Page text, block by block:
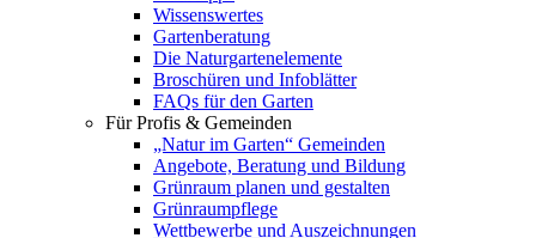
Wissenswertes
Gartenberatung
Die Naturgartenelemente
Broschüren und Infoblätter
FAQs für den Garten
Für Profis & Gemeinden
„Natur im Garten“ Gemeinden
Angebote, Beratung und Bildung
Grünraum planen und gestalten
Grünraumpflege
Wettbewerbe und Auszeichnungen